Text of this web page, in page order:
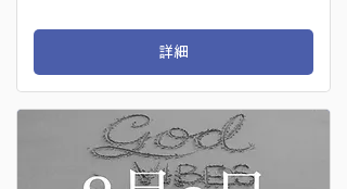
詳細